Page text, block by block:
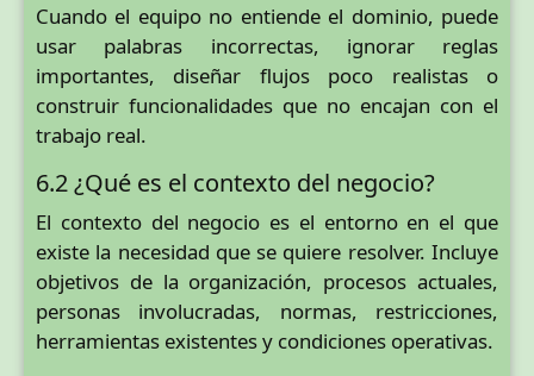
Cuando el equipo no entiende el dominio, puede
usar palabras incorrectas, ignorar reglas
importantes, diseñar flujos poco realistas o
construir funcionalidades que no encajan con el
trabajo real.
6.2 ¿Qué es el contexto del negocio?
El contexto del negocio es el entorno en el que
existe la necesidad que se quiere resolver. Incluye
objetivos de la organización, procesos actuales,
personas involucradas, normas, restricciones,
herramientas existentes y condiciones operativas.